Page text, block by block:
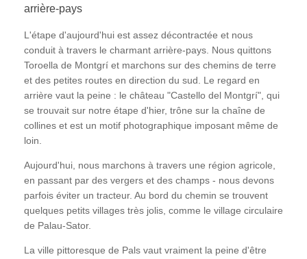
arrière-pays
L'étape d'aujourd'hui est assez décontractée et nous
conduit à travers le charmant arrière-pays. Nous quittons
Toroella de Montgrí et marchons sur des chemins de terre
et des petites routes en direction du sud. Le regard en
arrière vaut la peine : le château "Castello del Montgrí", qui
se trouvait sur notre étape d'hier, trône sur la chaîne de
collines et est un motif photographique imposant même de
loin.
Aujourd'hui, nous marchons à travers une région agricole,
en passant par des vergers et des champs - nous devons
parfois éviter un tracteur. Au bord du chemin se trouvent
quelques petits villages très jolis, comme le village circulaire
de Palau-Sator.
La ville pittoresque de Pals vaut vraiment la peine d'être